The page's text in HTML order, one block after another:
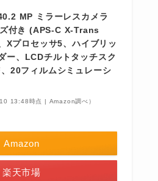
MP ミラーレスカメラ
付き (APS-C X-Trans
Xプロセッサ5、ハイブリッ
ー、LCDチルトタッチスク
20フィルムシミュレーシ
13:48時点 | Amazon調べ）
Amazon
楽天市場